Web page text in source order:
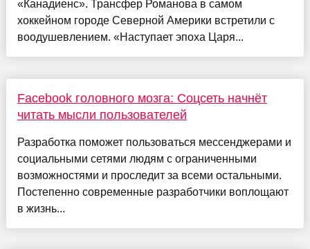
«Канадиенс». Трансфер Романова в самом
хоккейном городе Северной Америки встретили с
воодушевлением. «Наступает эпоха Царя...
Facebook головного мозга: Соцсеть начнёт
читать мысли пользователей
Разработка поможет пользоваться мессенджерами и
социальными сетями людям с ограниченными
возможностями и проследит за всеми остальными.
Постепенно современные разработчики воплощают
в жизнь...